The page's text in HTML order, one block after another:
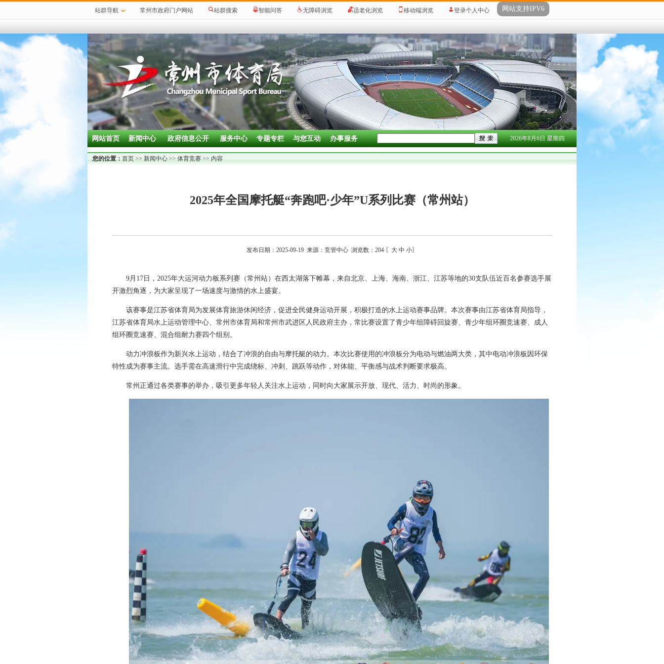
站群导航 常州市政府门户网站 站群搜索 智能问答 无障碍浏览 适老化浏览 移动端浏览 登录个人中心 网站支持IPV6
网站首页 新闻中心 政府信息公开 服务中心 专题专栏 与您互动 办事服务 2026年8月6日 星期四
您的位置： 首页 >> 新闻中心 >> 体育竞赛 >> 内容
2025年全国摩托艇“奔跑吧·少年”U系列比赛（常州站）
发布日期：2025-09-19 来源：竞管中心 浏览数： 204〖 大 中 小〗
9月17日，2025年大运河动力板系列赛（常州站）在西太湖落下帷幕，来自北京、上海、海南、浙江、江苏等地的30支队伍近百名参赛选手展
开激烈角逐，为大家呈现了一场速度与激情的水上盛宴。
该赛事是江苏省体育局为发展体育旅游休闲经济，促进全民健身运动开展，积极打造的水上运动赛事品牌。本次赛事由江苏省体育局指导，
江苏省体育局水上运动管理中心、常州市体育局和常州市武进区人民政府主办，常比赛设置了青少年组障碍回旋赛、青少年组环圈竞速赛、成人
组环圈竞速赛、混合组耐力赛四个组别。
动力冲浪板作为新兴水上运动，结合了冲浪的自由与摩托艇的动力。本次比赛使用的冲浪板分为电动与燃油两大类，其中电动冲浪板因环保
特性成为赛事主流。选手需在高速滑行中完成绕标、冲刺、跳跃等动作，对体能、平衡感与战术判断要求极高。
常州正通过各类赛事的举办，吸引更多年轻人关注水上运动，同时向大家展示开放、现代、活力、时尚的形象。